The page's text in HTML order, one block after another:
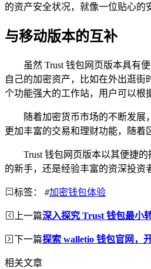
的资产安全状况，就像一位贴心的
与移动版本的互补
虽然 Trust 钱包网页版本具有
自己的加密资产，比如在外出逛
个功能强大的工作站，用户可以根
随着加密货币市场的不断发展
更加丰富的交易和理财功能，随着
Trust 钱包网页版本以其便捷
的新手，还是经验丰富的资深投资
标签： #加密钱包体验
上一篇深入探究 Trust 钱包最小
下一篇探索 walletio 钱包官网，
相关文章